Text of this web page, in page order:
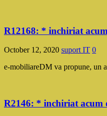
R12168: * inchiriat
October 12, 2020 suport IT 0
e-mobiliareDM va propune, un
R2146: * inchiriat acum